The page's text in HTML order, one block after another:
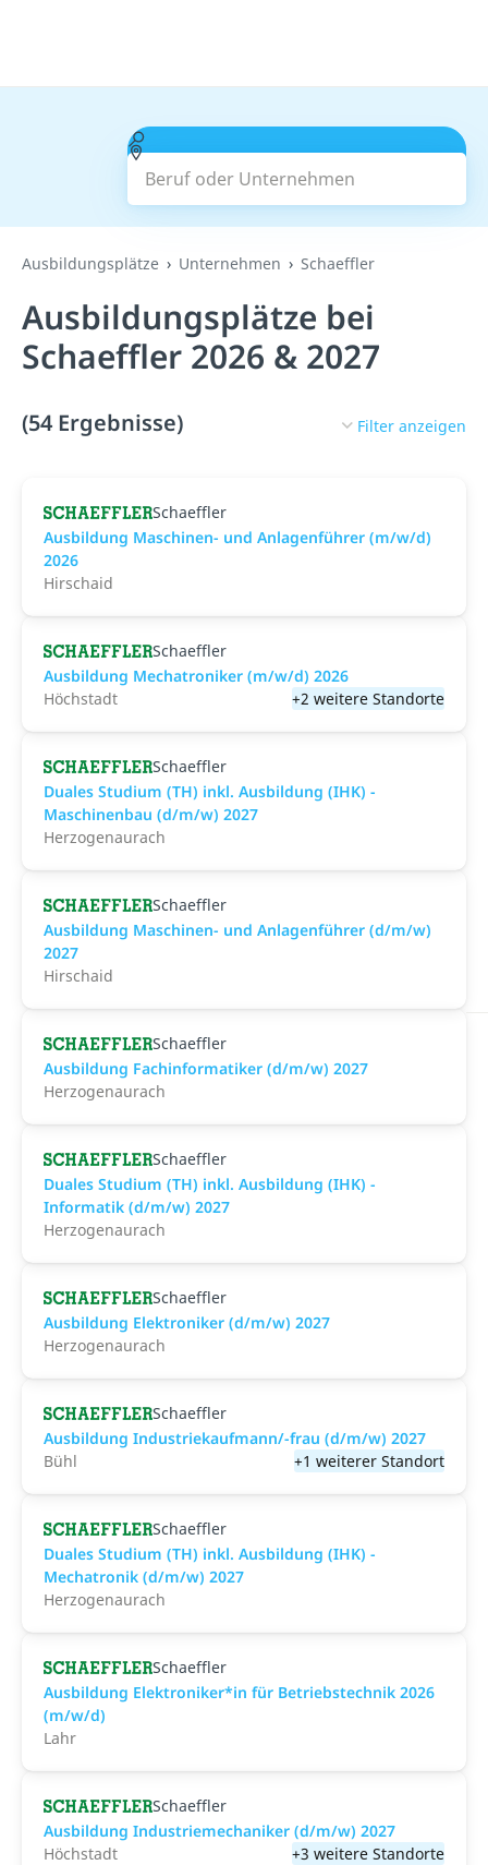
Beruf oder Unternehmen
Suchen
Ausbildungsplätze Unternehmen Schaeffler
Ausbildungsplätze bei
Schaeffler 2026 & 2027
(54 Ergebnisse) Filter anzeigen
Schaeffler
Ausbildung Maschinen- und Anlagenführer (m/w/d)
2026
Hirschaid
Schaeffler
Ausbildung Mechatroniker (m/w/d) 2026
Höchstadt
+2 weitere Standorte
Schaeffler
Duales Studium (TH) inkl. Ausbildung (IHK) -
Maschinenbau (d/m/w) 2027
Herzogenaurach
Schaeffler
Ausbildung Maschinen- und Anlagenführer (d/m/w)
2027
Hirschaid
Schaeffler
Ausbildung Fachinformatiker (d/m/w) 2027
Herzogenaurach
Schaeffler
Duales Studium (TH) inkl. Ausbildung (IHK) -
Informatik (d/m/w) 2027
Herzogenaurach
Schaeffler
Ausbildung Elektroniker (d/m/w) 2027
Herzogenaurach
Schaeffler
Ausbildung Industriekaufmann/-frau (d/m/w) 2027
Bühl
+1 weiterer Standort
Schaeffler
Duales Studium (TH) inkl. Ausbildung (IHK) -
Mechatronik (d/m/w) 2027
Herzogenaurach
Schaeffler
Ausbildung Elektroniker*in für Betriebstechnik 2026
(m/w/d)
Lahr
Schaeffler
Ausbildung Industriemechaniker (d/m/w) 2027
Höchstadt
+3 weitere Standorte